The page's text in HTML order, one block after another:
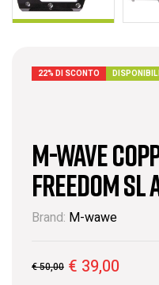
22% DI SCONTO
M-Wave
Freedom
Brand: M-wawe
€50,00 € 39,00